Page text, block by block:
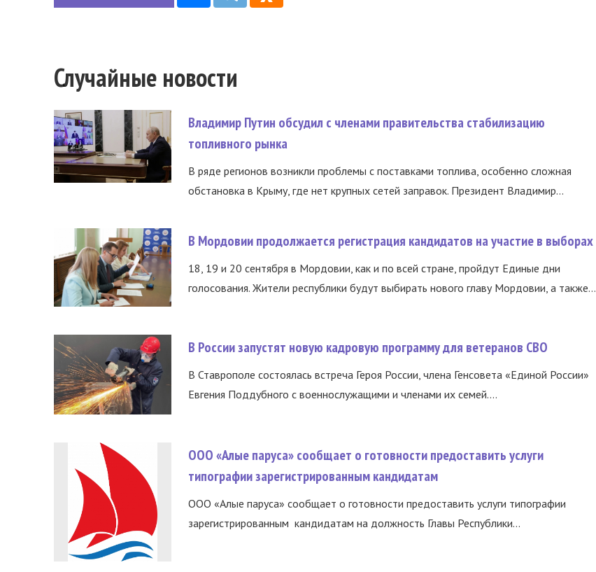
Случайные новости
Владимир Путин обсудил с членами правительства стабилизацию
топливного рынка
В ряде регионов возникли проблемы с поставками топлива, особенно сложная
обстановка в Крыму, где нет крупных сетей заправок. Президент Владимир...
В Мордовии продолжается регистрация кандидатов на участие в выборах
18, 19 и 20 сентября в Мордовии, как и по всей стране, пройдут Единые дни
голосования. Жители республики будут выбирать нового главу Мордовии, а также...
В России запустят новую кадровую программу для ветеранов СВО
В Ставрополе состоялась встреча Героя России, члена Генсовета «Единой России»
Евгения Поддубного с военнослужащими и членами их семей....
ООО «Алые паруса» сообщает о готовности предоставить услуги
типографии зарегистрированным кандидатам
ООО «Алые паруса» сообщает о готовности предоставить услуги типографии
зарегистрированным кандидатам на должность Главы Республики...